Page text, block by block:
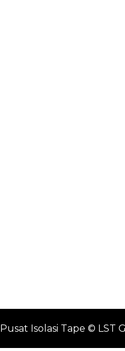
Pusat Isolasi Tape © LST